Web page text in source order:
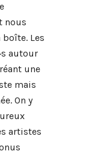
nous
Les
autour
une
mais
On y
artistes